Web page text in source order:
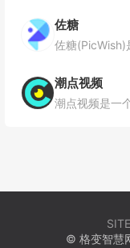
佐糖
潮点视频
© 格变智慧